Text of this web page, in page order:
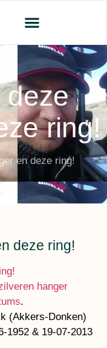
deze
ring!
en deze ring!
deze ring!
hanger
.
(Akkers-Donken)
1952 & 19-07-2013